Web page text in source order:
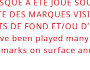
A ETE JOUE
DES MARQUES
DE FOND ET/OU
been played
on surface